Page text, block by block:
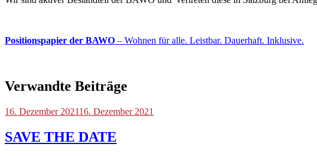
Positionspapier der BAWO – Wohnen für alle. Leistbar. Dauerhaft. Inklusive.
Verwandte Beiträge
Blog,
16. Dezember 202116. Dezember 2021
SAVE THE DATE